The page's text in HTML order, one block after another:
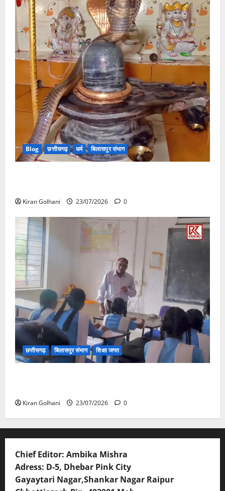
Blog छत्तीसगढ़ धर्म बिलासपुर संभाग
Kiran Golhani 23/07/2026 0
छत्तीसगढ़ बिलासपुर संभाग शिक्षा जगत
Kiran Golhani 23/07/2026 0
Chief Editor: Ambika Mishra
Adress: D-5, Dhebar Pink City
Gayaytari Nagar,Shankar Nagar Raipur